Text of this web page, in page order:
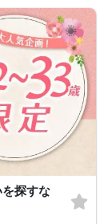
を探すな